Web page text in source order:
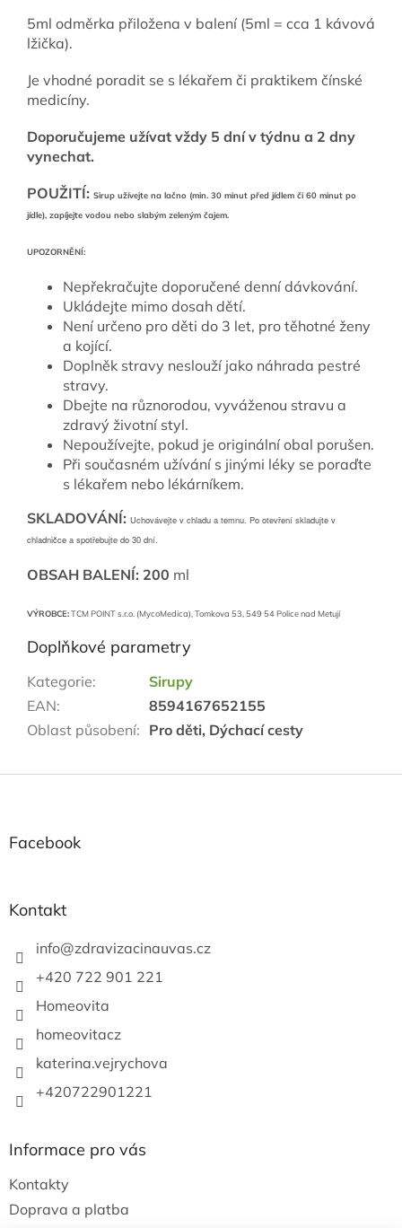
5ml odměrka přiložena v balení (5ml = cca 1 kávová
lžička).
Je vhodné poradit se s lékařem či praktikem čínské
medicíny.
Doporučujeme užívat vždy 5 dní v týdnu a 2 dny
vynechat.
POUŽITÍ: Sirup užívejte na lačno (min. 30 minut před jídlem či 60 minut po
jídle), zapíjejte vodou nebo slabým zeleným čajem.
UPOZORNĚNÍ:
Nepřekračujte doporučené denní dávkování.
Ukládejte mimo dosah dětí.
Není určeno pro děti do 3 let, pro těhotné ženy
a kojící.
Doplněk stravy neslouží jako náhrada pestré
stravy.
Dbejte na různorodou, vyváženou stravu a
zdravý životní styl.
Nepoužívejte, pokud je originální obal porušen.
Při současném užívání s jinými léky se poraďte
s lékařem nebo lékárníkem.
SKLADOVÁNÍ: Uchovávejte v chladu a temnu. Po otevření skladujte v
chladničce a spotřebujte do 30 dní.
OBSAH BALENÍ: 200 ml
VÝROBCE:TCM POINT s.r.o. (MycoMedica), Tomkova 53, 549 54 Police nad Metují
Doplňkové parametry
Kategorie:
Sirupy
EAN:
8594167652155
Oblast působení: Pro děti, Dýchací cesty
Facebook
Kontakt
info@zdravizacinauvas.cz
+420 722 901 221
Homeovita
homeovitacz
katerina.vejrychova
+420722901221
Informace pro vás
Kontakty
Doprava a platba